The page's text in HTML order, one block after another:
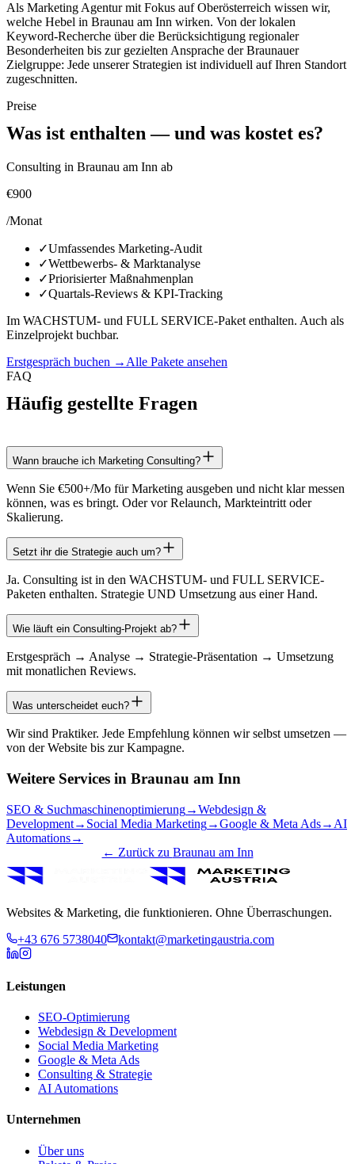
Als Marketing Agentur mit Fokus auf Oberösterreich wissen wir,
welche Hebel in Braunau am Inn wirken. Von der lokalen
Keyword-Recherche über die Berücksichtigung regionaler
Besonderheiten bis zur gezielten Ansprache der Braunauer
Zielgruppe: Jede unserer Strategien ist individuell auf Ihren Standort
zugeschnitten.
Preise
Was ist enthalten — und was kostet es?
Consulting in Braunau am Inn ab
€900
/Monat
✓Umfassendes Marketing-Audit
✓Wettbewerbs- & Marktanalyse
✓Priorisierter Maßnahmenplan
✓Quartals-Reviews & KPI-Tracking
Im WACHSTUM- und FULL SERVICE-Paket enthalten. Auch als
Einzelprojekt buchbar.
Erstgespräch buchen → Alle Pakete ansehen
FAQ
Häufig gestellte Fragen
Wann brauche ich Marketing Consulting?
Wenn Sie €500+/Mo für Marketing ausgeben und nicht klar messen
können, was es bringt. Oder vor Relaunch, Markteintritt oder
Skalierung.
Setzt ihr die Strategie auch um?
Ja. Consulting ist in den WACHSTUM- und FULL SERVICE-
Paketen enthalten. Strategie UND Umsetzung aus einer Hand.
Wie läuft ein Consulting-Projekt ab?
Erstgespräch → Analyse → Strategie-Präsentation → Umsetzung
mit monatlichen Reviews.
Was unterscheidet euch?
Wir sind Praktiker. Jede Empfehlung können wir selbst umsetzen —
von der Website bis zur Kampagne.
Weitere Services in Braunau am Inn
SEO & Suchmaschinenoptimierung→Webdesign &
Development→ Social Media Marketing→Google & Meta Ads→ AI
Automations→
← Zurück zu Braunau am Inn
Websites & Marketing, die funktionieren. Ohne Überraschungen.
+43 676 5738040
kontakt@marketingaustria.com
Leistungen
SEO-Optimierung
Webdesign & Development
Social Media Marketing
Google & Meta Ads
Consulting & Strategie
AI Automations
Unternehmen
Über uns